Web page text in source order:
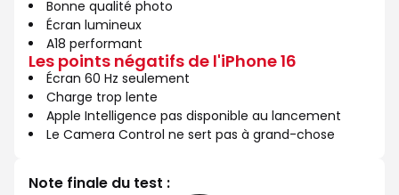
Bonne qualité photo
Écran lumineux
A18 performant
Les points négatifs de l'iPhone 16
Écran 60 Hz seulement
Charge trop lente
Apple Intelligence pas disponible au lancement
Le Camera Control ne sert pas à grand-chose
Note finale du test :